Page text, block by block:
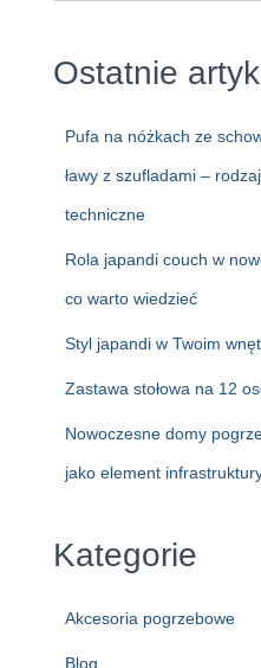
Ostatnie
Pufa na nóżkach ze
ławy z szufladami –
techniczne
Rola japandi couch w
co warto wiedzieć
Styl japandi w Twoim
Zastawa stołowa na 12
Nowoczesne domy
jako element
Kategorie
Akcesoria pogrzebowe
Blog